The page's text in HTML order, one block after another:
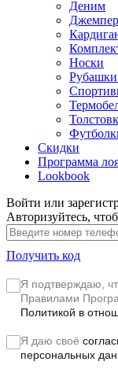
Деним
Носки
Скидки
Программа
Lookbook
Войти или
Авторизуйтесь,
Получить код
Я подтверждаю,
Правилами
Политикой в
Я даю своё
персональных